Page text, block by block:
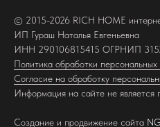
© 2015-2026 RICH HOME
ИП Гураш Наталья Евгеньевна
ИНН 290106815415 ОГРНИП
Политика обработки
Согласие на обработку
Информация на сайте не является
Создание и продвижение сайта